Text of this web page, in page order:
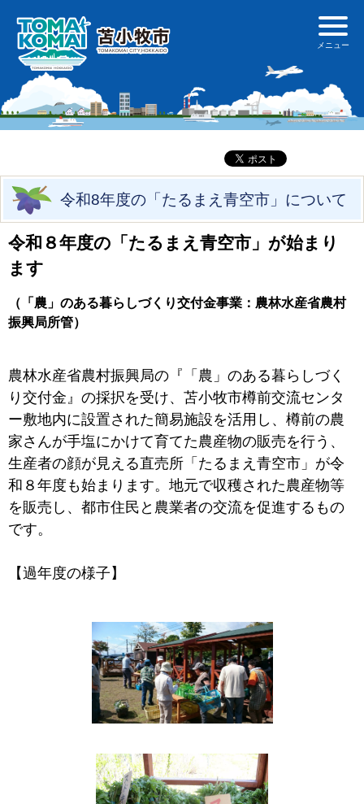
令和8年度の「たるまえ青空市」について
令和８年度の「たるまえ青空市」が始まり
ます
（「農」のある暮らしづくり交付金事業：農林水産省農村
振興局所管）
農林水産省農村振興局の『「農」のある暮らしづく
り交付金』の採択を受け、苫小牧市樽前交流センタ
ー敷地内に設置された簡易施設を活用し、樽前の農
家さんが手塩にかけて育てた農産物の販売を行う、
生産者の顔が見える直売所「たるまえ青空市」が令
和８年度も始まります。地元で収穫された農産物等
を販売し、都市住民と農業者の交流を促進するもの
です。
【過年度の様子】